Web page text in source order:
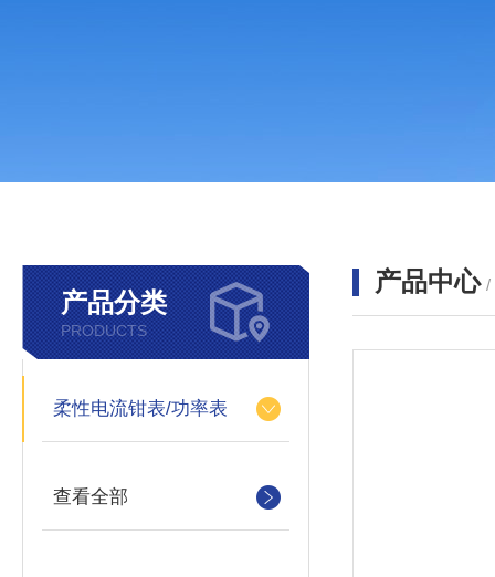
产品分类
PRODUCTS
柔性电流钳表/功率表
查看全部
产品中心 /